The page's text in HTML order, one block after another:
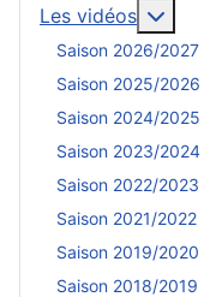
Les vidéos
Saison 2026/2027
Saison 2025/2026
Saison 2024/2025
Saison 2023/2024
Saison 2022/2023
Saison 2021/2022
Saison 2019/2020
Saison 2018/2019